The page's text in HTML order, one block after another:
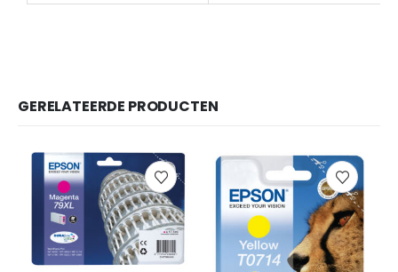
GERELATEERDE PRODUCTEN